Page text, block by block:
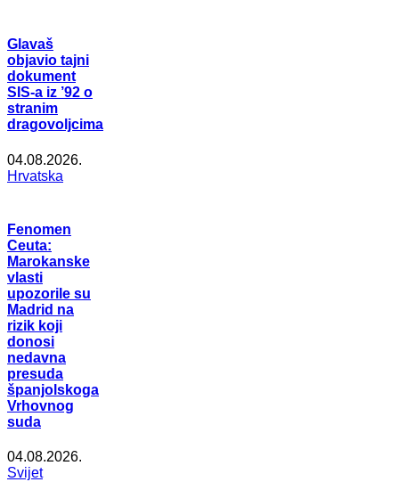
Glavaš
objavio tajni
dokument
SIS-a iz ’92 o
stranim
dragovoljcima
04.08.2026.
Hrvatska
Fenomen
Ceuta:
Marokanske
vlasti
upozorile su
Madrid na
rizik koji
donosi
nedavna
presuda
španjolskoga
Vrhovnog
suda
04.08.2026.
Svijet